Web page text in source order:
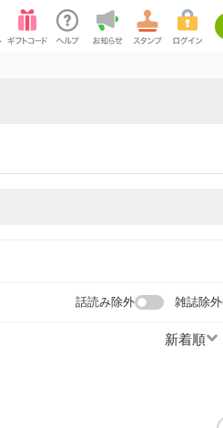
話読み除外 雑誌除外
新着順